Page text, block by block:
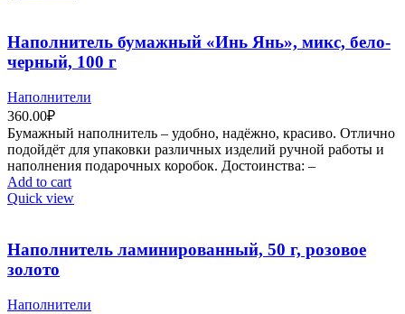
Наполнитель бумажный «Инь Янь», микс, бело-
черный, 100 г
Наполнители
360.00₽
Бумажный наполнитель – удобно, надёжно, красиво. Отлично
подойдёт для упаковки различных изделий ручной работы и
наполнения подарочных коробок. Достоинства: –
Add to cart
Quick view
Наполнитель ламинированный, 50 г, розовое
золото
Наполнители